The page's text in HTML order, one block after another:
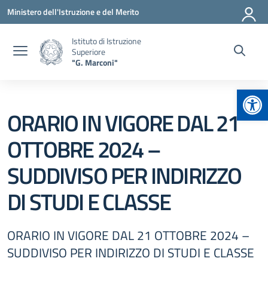
Vai ai contenuti
Vai al menu di navigazione
Vai al footer
Ministero dell'Istruzione e del Merito
Istituto di Istruzione
Superiore
"G. Marconi"
ORARIO IN VIGORE DAL 21
OTTOBRE 2024 –
SUDDIVISO PER INDIRIZZO
DI STUDI E CLASSE
ORARIO IN VIGORE DAL 21 OTTOBRE 2024 –
SUDDIVISO PER INDIRIZZO DI STUDI E CLASSE